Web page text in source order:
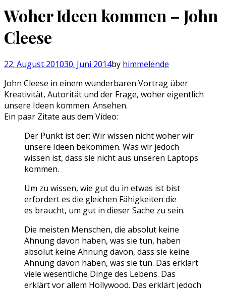
Woher Ideen kommen – John
Cleese
22. August 201030. Juni 2014by himmelende
John Cleese in einem wunderbaren Vortrag über
Kreativität, Autorität und der Frage, woher eigentlich
unsere Ideen kommen. Ansehen.
Ein paar Zitate aus dem Video:
Der Punkt ist der: Wir wissen nicht woher wir
unsere Ideen bekommen. Was wir jedoch
wissen ist, dass sie nicht aus unseren Laptops
kommen.
Um zu wissen, wie gut du in etwas ist bist
erfordert es die gleichen Fähigkeiten die
es braucht, um gut in dieser Sache zu sein.
Die meisten Menschen, die absolut keine
Ahnung davon haben, was sie tun, haben
absolut keine Ahnung davon, dass sie keine
Ahnung davon haben, was sie tun. Das erklärt
viele wesentliche Dinge des Lebens. Das
erklärt vor allem Hollywood. Das erklärt jedoch